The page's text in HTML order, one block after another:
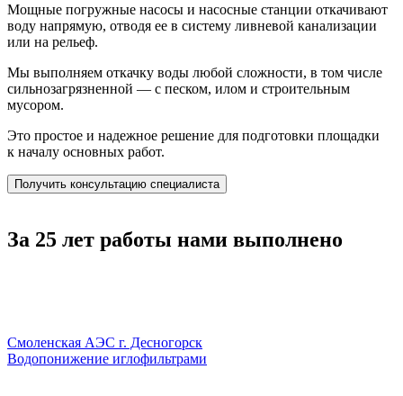
Мощные погружные насосы и насосные станции откачивают
воду напрямую, отводя ее в систему ливневой канализации
или на рельеф.
Мы выполняем откачку воды любой сложности, в том числе
сильнозагрязненной — с песком, илом и строительным
мусором.
Это простое и надежное решение для подготовки площадки
к началу основных работ.
Получить консультацию специалиста
За 25 лет работы нами выполнено
Смоленская АЭС г. Десногорск
Водопонижение иглофильтрами